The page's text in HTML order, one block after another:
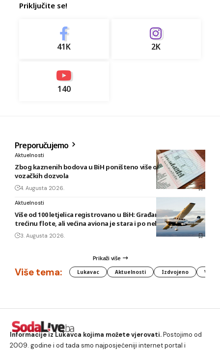
Priključite se!
41K 2K
140
Preporučujemo
Aktuelnosti
Zbog kaznenih bodova u BiH poništeno više od 5.300
vozačkih dozvola
4. Augusta 2026.
Aktuelnosti
Više od 100 letjelica registrovano u BiH: Građani posjeduju
trećinu flote, ali većina aviona je stara i po nekoliko decenija
3. Augusta 2026.
Prikaži više
Više tema: Lukavac Aktuelnosti Izdvojeno
Informacije iz Lukavca kojima možete vjerovati.Postojimo od
2009. godine i od tada smo najposjećeniji internet portal i